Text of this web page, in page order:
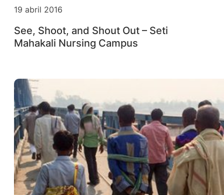
19 abril 2016
See, Shoot, and Shout Out – Seti
Mahakali Nursing Campus